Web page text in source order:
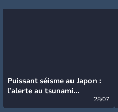
Puissant séisme au Japon :
l’alerte au tsunami
28/07